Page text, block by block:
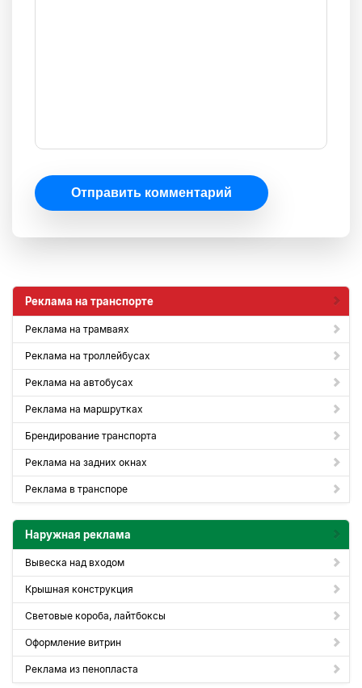
Отправить комментарий
Реклама на транспорте
Реклама на трамваях
Реклама на троллейбусах
Реклама на автобусах
Реклама на маршрутках
Брендирование транспорта
Реклама на задних окнах
Реклама в транспоре
Наружная реклама
Вывеска над входом
Крышная конструкция
Световые короба, лайтбоксы
Оформление витрин
Реклама из пенопласта